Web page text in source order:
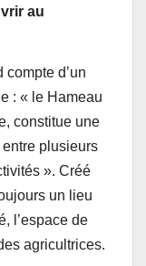
au
compte d’un
: « le Hameau
constitue une
plusieurs
». Créé
un lieu
l’espace de
agricultrices.